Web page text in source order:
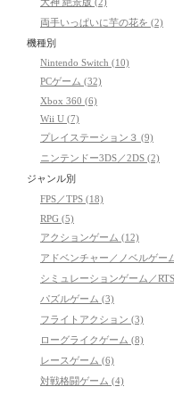
大神 絶景版 (2)
両手いっぱいに芋の花を (2)
機種別
Nintendo Switch (10)
PCゲーム (32)
Xbox 360 (6)
Wii U (7)
プレイステーション３ (9)
ニンテンドー3DS／2DS (2)
ジャンル別
FPS／TPS (18)
RPG (5)
アクションゲーム (12)
アドベンチャー／ノベルゲー
シミュレーションゲーム／
パズルゲーム (3)
フライトアクション (3)
ローグライクゲーム (8)
レースゲーム (6)
対戦格闘ゲーム (4)